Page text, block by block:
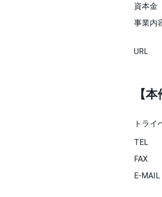
資本金
事業内
URL
【
トラ
TEL
FAX
E-MAIL